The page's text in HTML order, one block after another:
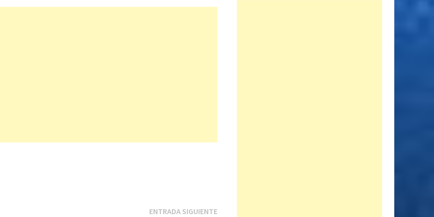
ENTRADA SIGUIENTEEntrada